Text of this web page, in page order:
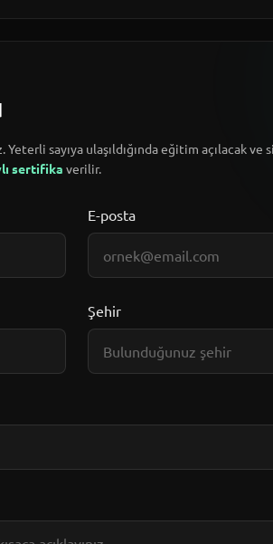
Yeterli sayıya ulaşıldığında eğitim açılacak
sertifika verilir.
E-posta
Şehir